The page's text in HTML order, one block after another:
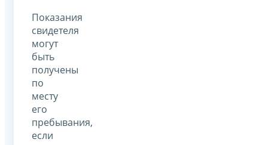
Показания
свидетеля
могут
быть
получены
по
месту
его
пребывания,
если